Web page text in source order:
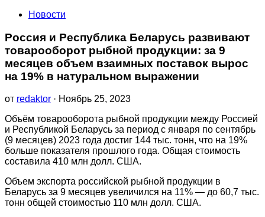
Новости
Россия и Республика Беларусь развивают
товарооборот рыбной продукции: за 9
месяцев объем взаимных поставок вырос
на 19% в натуральном выражении
от redaktor · Ноябрь 25, 2023
Объём товарооборота рыбной продукции между Россией
и Республикой Беларусь за период с января по сентябрь
(9 месяцев) 2023 года достиг 144 тыс. тонн, что на 19%
больше показателя прошлого года. Общая стоимость
составила 410 млн долл. США.
Объем экспорта российской рыбной продукции в
Беларусь за 9 месяцев увеличился на 11% — до 60,7 тыс.
тонн общей стоимостью 110 млн долл. США.